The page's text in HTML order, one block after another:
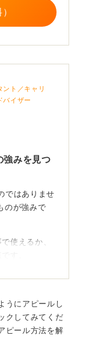
ント／キャリ
バイザー
強みを見つ
ではありませ
のが強みで
使えるか、
す。
みてくださ
うにアピールし
クしてみてくだ
ピール方法を解